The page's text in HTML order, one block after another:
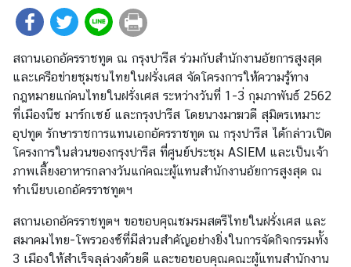
ม
า
ร
ก
ง
สุ
ล
า
ว
สถานเอกอัครราชทูต ณ กรุงปารีส ร่วมกับสำนักงานอัยการสูงสุด
และเครือข่ายชุมชนไทยในฝรั่งเศส จัดโครงการให้ความรู้ทาง
กฎหมายแก่คนไทยในฝรั่งเศส ระหว่างวันที่ 1-3่ กุมภาพันธ์ 2562
ที่เมืองนีซ มาร์กเซย์ และกรุงปารีส โดยนางมาฆวดี สุมิตรเหมาะ
อุปทูต รักษาราชการแทนเอกอัครราชทูต ณ กรุงปารีส ได้กล่าวเปิด
โครงการในส่วนของกรุงปารีส ที่ศูนย์ประชุม ASIEM และเป็นเจ้า
ภาพเลี้ยงอาหารกลางวันแก่คณะผู้แทนสำนักงานอัยการสูงสุด ณ
ทำเนียบเอกอัครราชทูตฯ
สถานเอกอัครราชทูตฯ ขอขอบคุณชมรมสตรีไทยในฝรั่งเศส และ
สมาคมไทย-โพรวองซ์ที่มีส่วนสำคัญอย่างยิ่งในการจัดกิจกรรมทั้ง
3 เมืองให้สำเร็จลุล่วงด้วยดี และขอขอบคุณคณะผู้แทนสำนักงาน